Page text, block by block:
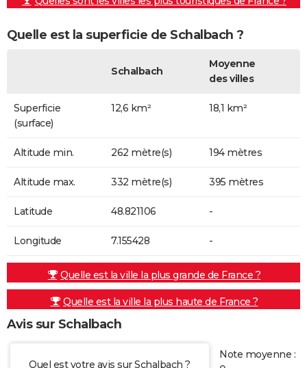
Quelle est la superficie de Schalbach ?
Schalbach
Moyenne
des villes
Superficie
(surface)
12,6 km² 18,1 km²
Altitude min. 262 mètre(s) 194 mètres
Altitude max. 332 mètre(s) 395 mètres
Latitude 48.821106 -
Longitude 7.155428 -
Quelle est la ville la plus grande de France ?
Quelle est la ville la plus haute de France ?
Avis sur Schalbach
Quel est votre avis sur Schalbach ?
Note moyenne :